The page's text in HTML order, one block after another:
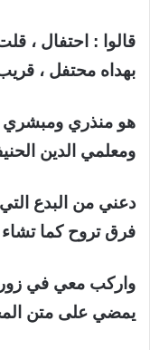
قالوا : احتفال ،
بهداه محتفل ،
هو منذري
ومعلمي الدين
دعني من البدع
فرق تروح كما تشاء
واركب معي في
يمضي على متن